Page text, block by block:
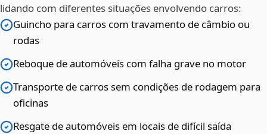
lidando com diferentes situações envolvendo carros:
Guincho para carros com travamento de câmbio ou
rodas
Reboque de automóveis com falha grave no motor
Transporte de carros sem condições de rodagem para
oficinas
Resgate de automóveis em locais de difícil saída